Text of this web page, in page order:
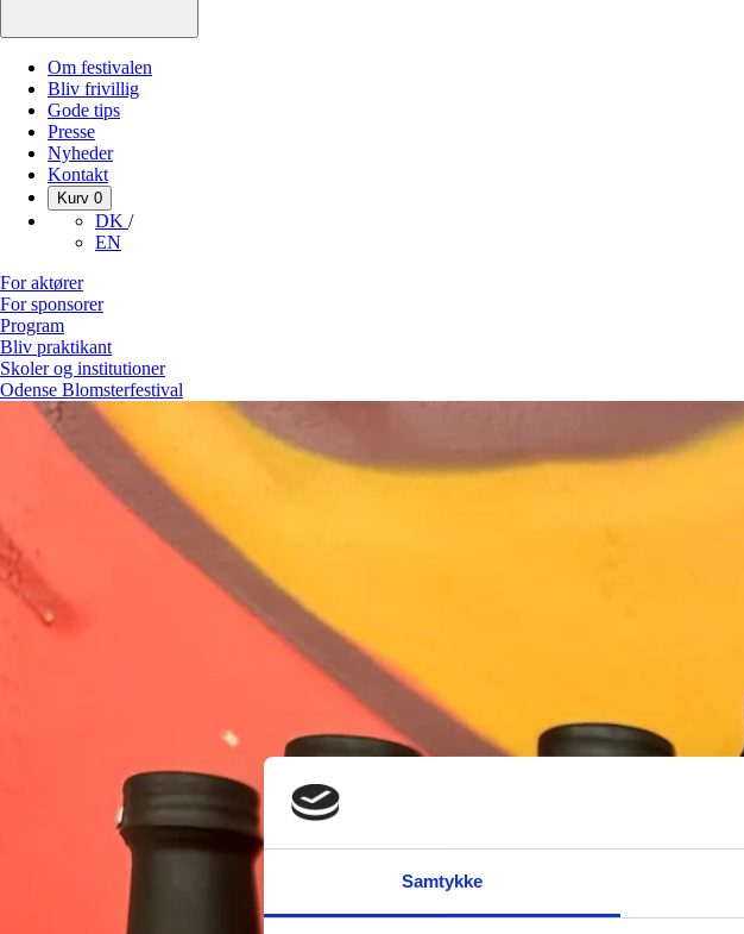
Samtykke
Om festivalen
Bliv frivillig
Gode tips
Presse
Nyheder
Kontakt
Kurv 0
DK /
EN
For aktører
For sponsorer
Program
Bliv praktikant
Skoler og institutioner
Odense Blomsterfestival